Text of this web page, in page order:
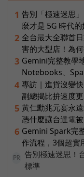
1 告別「極速迷思
麼才是 5G 時代的
2 全台最大全聯首
害的大型店！為
3 Gemini完整教學
Notebooks、
4 專訪｜進貨沒變
副總揭比拚速度
5 黃仁勳兆元宴永
憑什麼讓台達電
6 Gemini Spark完
作流程，3個超實
PR
告別極速迷思！
標準